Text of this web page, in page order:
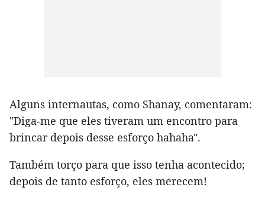
Alguns internautas, como Shanay, comentaram:
"Diga-me que eles tiveram um encontro para
brincar depois desse esforço hahaha".
Também torço para que isso tenha acontecido;
depois de tanto esforço, eles merecem!